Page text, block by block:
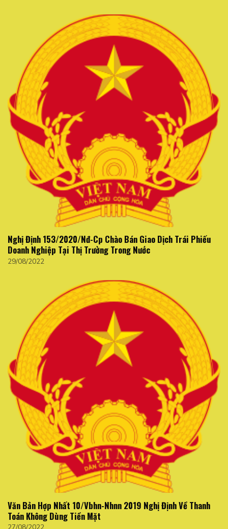
Nghị Định 153/2020/Nđ-Cp Chào Bán Giao Dịch Trái Phiếu
Doanh Nghiệp Tại Thị Trường Trong Nước
29/08/2022
Văn Bản Hợp Nhất 10/Vbhn-Nhnn 2019 Nghị Định Về Thanh
Toán Không Dùng Tiền Mặt
27/08/2022